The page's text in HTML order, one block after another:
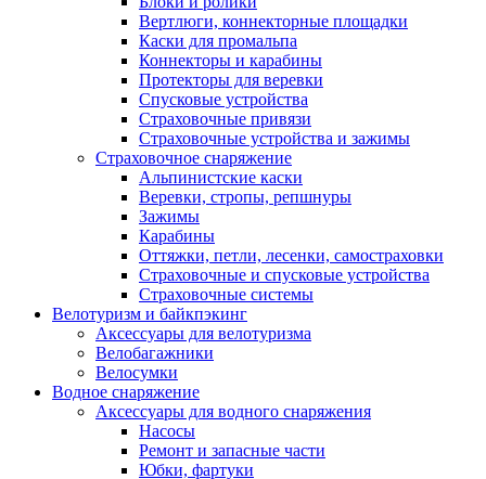
Вертлюги, коннекторные площадки
Каски для промальпа
Коннекторы и карабины
Протекторы для веревки
Спусковые устройства
Страховочные привязи
Страховочные устройства и зажимы
Страховочное снаряжение
Альпинистские каски
Веревки, стропы, репшнуры
Зажимы
Карабины
Оттяжки, петли, лесенки, самостраховки
Страховочные и спусковые устройства
Страховочные системы
Велотуризм и байкпэкинг
Аксессуары для велотуризма
Велобагажники
Велосумки
Водное снаряжение
Аксессуары для водного снаряжения
Насосы
Ремонт и запасные части
Юбки, фартуки